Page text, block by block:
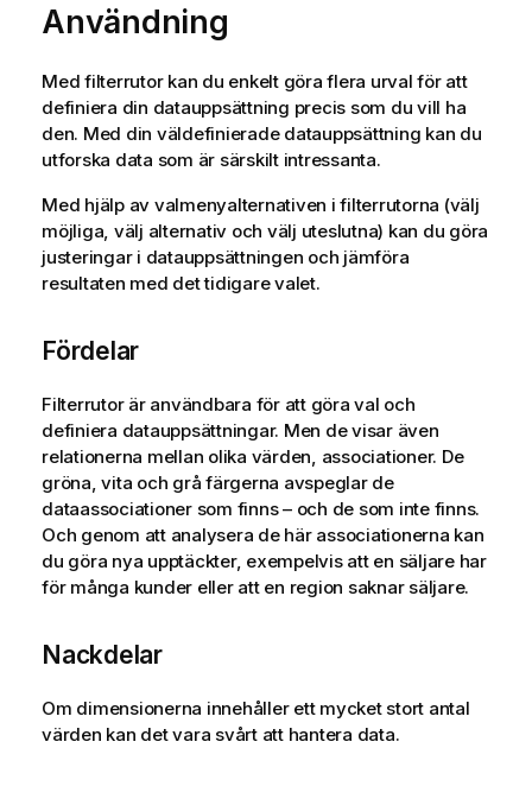
Användning
Med filterrutor kan du enkelt göra flera urval för att
definiera din datauppsättning precis som du vill ha
den. Med din väldefinierade datauppsättning kan du
utforska data som är särskilt intressanta.
Med hjälp av valmenyalternativen i filterrutorna (välj
möjliga, välj alternativ och välj uteslutna) kan du göra
justeringar i datauppsättningen och jämföra
resultaten med det tidigare valet.
Fördelar
Filterrutor är användbara för att göra val och
definiera datauppsättningar. Men de visar även
relationerna mellan olika värden, associationer. De
gröna, vita och grå färgerna avspeglar de
dataassociationer som finns – och de som inte finns.
Och genom att analysera de här associationerna kan
du göra nya upptäckter, exempelvis att en säljare har
för många kunder eller att en region saknar säljare.
Nackdelar
Om dimensionerna innehåller ett mycket stort antal
värden kan det vara svårt att hantera data.